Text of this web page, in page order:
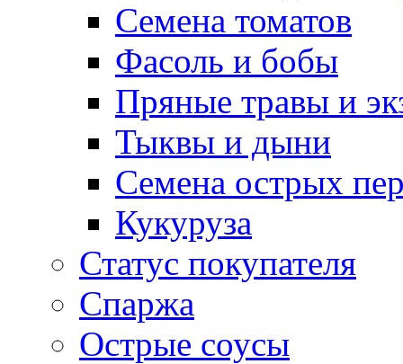
Семена томатов
Фасоль и бобы
Пряные травы и
Тыквы и дыни
Семена острых
Кукуруза
Статус покупателя
Спаржа
Острые соусы